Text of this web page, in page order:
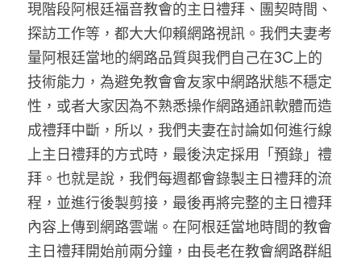
現階段阿根廷福音教會的主日禮拜、團契時間、
探訪工作等，都大大仰賴網路視訊。我們夫妻考
量阿根廷當地的網路品質與我們自己在3C上的
技術能力，為避免教會會友家中網路狀態不穩定
性，或者大家因為不熟悉操作網路通訊軟體而造
成禮拜中斷，所以，我們夫妻在討論如何進行線
上主日禮拜的方式時，最後決定採用「預錄」禮
拜。也就是說，我們每週都會錄製主日禮拜的流
程，並進行後製剪接，最後再將完整的主日禮拜
內容上傳到網路雲端。在阿根廷當地時間的教會
主日禮拜開始前兩分鐘，由長老在教會網路群組